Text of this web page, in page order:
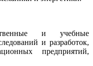
и учебные
и разработок,
предприятий,